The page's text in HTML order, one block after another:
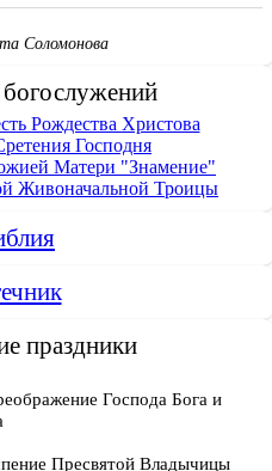
Соломонова
Рождества Христова
Господня
Матери "Знамение"
Живоначальной Троицы
праздники
Господа Бога и
Пресвятой Владычицы